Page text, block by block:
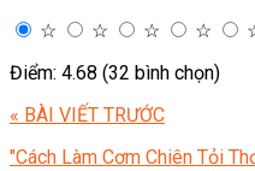
☆
☆ ☆ ☆
Điểm: 4.68 (32 bình chọn)
« BÀI VIẾT TRƯỚC
"Cách Làm Cơm Chiên Tỏi